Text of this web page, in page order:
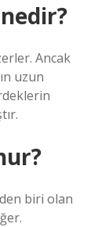
Ancak
uzun
biri olan